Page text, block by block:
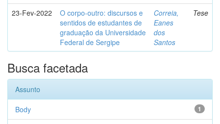
23-Fev-2022
O corpo-outro: discursos e
sentidos de estudantes de
graduação da Universidade
Federal de Sergipe
Correia,
Eanes
dos
Santos
Tese
Busca facetada
Assunto
1
Body